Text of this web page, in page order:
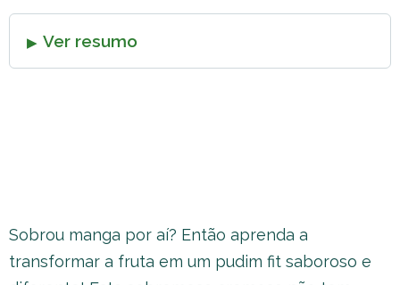
Ver resumo
Sobrou manga por aí? Então aprenda a
transformar a fruta em um pudim fit saboroso e